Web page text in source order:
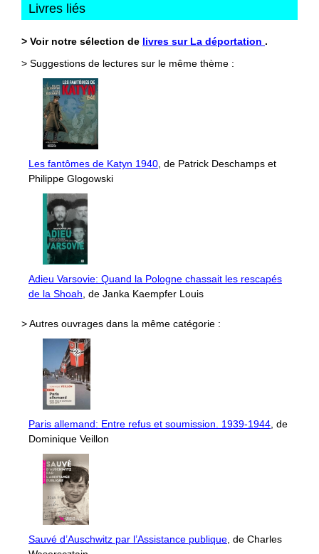
Livres liés
> Voir notre sélection de livres sur La déportation .
> Suggestions de lectures sur le même thème :
Les fantômes de Katyn 1940 , de Patrick Deschamps et
Philippe Glogowski
Adieu Varsovie: Quand la Pologne chassait les rescapés
de la Shoah , de Janka Kaempfer Louis
> Autres ouvrages dans la même catégorie :
Paris allemand: Entre refus et soumission. 1939-1944 , de
Dominique Veillon
Sauvé d’Auschwitz par l’Assistance publique , de Charles